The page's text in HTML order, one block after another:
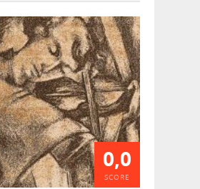
0,0
SCORE